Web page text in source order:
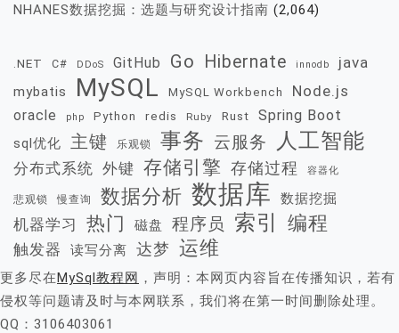
NHANES数据挖掘：选题与研究设计指南 (2,064)
.NET C# DDoS GitHub Go Hibernate innodb java
mybatis MySQL MySQL Workbench Node.js
oracle php Python redis Ruby Rust Spring Boot
sql优化 主键 乐观锁 事务 云服务 人工智能
分布式系统 外键 存储引擎 存储过程 容器化
悲观锁 慢查询 数据分析 数据库 数据挖掘
机器学习 热门 磁盘 程序员 索引 编程
触发器 读写分离 达梦 运维
更多尽在MySql教程网 ，声明：本网页内容旨在传播知识，若有
侵权等问题请及时与本网联系，我们将在第一时间删除处理。
QQ：3106403061